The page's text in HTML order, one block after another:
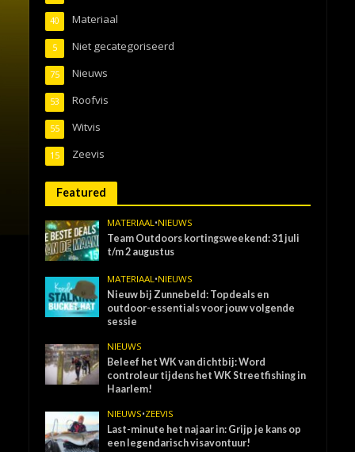
Materiaal
40
Niet gecategoriseerd
5
Nieuws
75
Roofvis
53
Witvis
55
Zeevis
15
Featured
MATERIAAL •NIEUWS
Team Outdoors kortingsweekend: 31 juli
t/m 2 augustus
MATERIAAL •NIEUWS
Nieuw bij Zunnebeld: Topdeals en
outdoor-essentials voor jouw volgende
sessie
NIEUWS
Beleef het WK van dichtbij: Word
controleur tijdens het WK Streetfishing in
Haarlem!
NIEUWS•ZEEVIS
Last-minute het najaar in: Grijp je kans op
een legendarisch visavontuur!